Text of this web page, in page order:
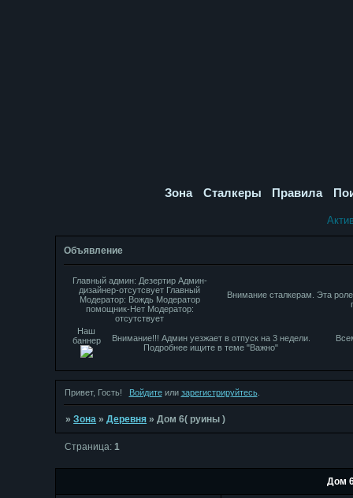
Зона Сталкеры Правила
Объявление
Главный админ: Дезертир Админ-
дизайнер-отсутсвует Главный
Модератор: Вождь Модератор
помощник-Нет Модератор:
отсутствует
Внимание сталкерам. Эта
Наш
баннер
Внимание!!! Админ уезжает в отпуск на 3 недели.
Подробнее ищите в теме "Важно"
Привет, Гость! Войдитеили зарегистрируйтесь.
»Зона »Деревня »Дом 6( руины )
Дом
Страница:1